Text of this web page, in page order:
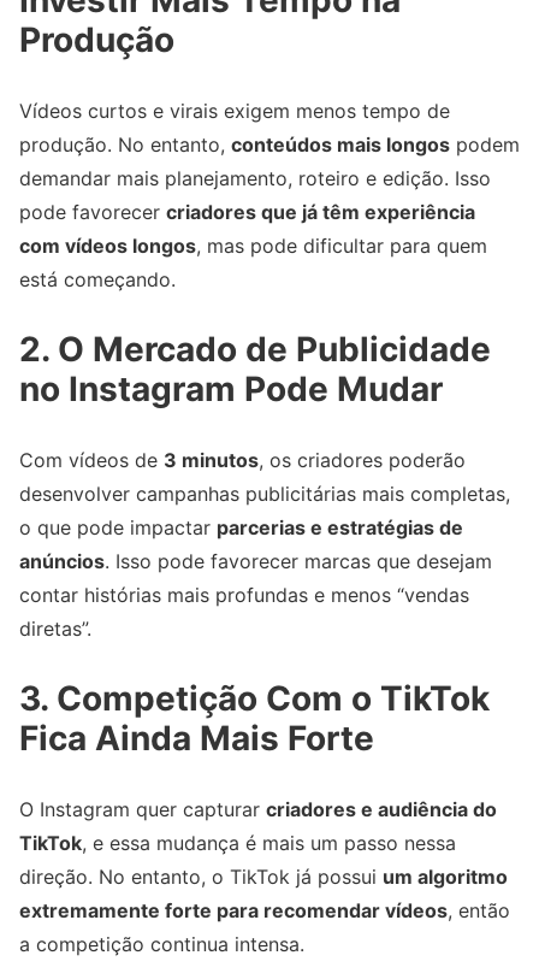
Produção
Vídeos curtos e virais exigem menos tempo de
produção. No entanto, conteúdos mais longos podem
demandar mais planejamento, roteiro e edição. Isso
pode favorecer criadores que já têm experiência
com vídeos longos, mas pode dificultar para quem
está começando.
2. O Mercado de Publicidade
no Instagram Pode Mudar
Com vídeos de 3 minutos, os criadores poderão
desenvolver campanhas publicitárias mais completas,
o que pode impactar parcerias e estratégias de
anúncios. Isso pode favorecer marcas que desejam
contar histórias mais profundas e menos “vendas
diretas”.
3. Competição Com o TikTok
Fica Ainda Mais Forte
O Instagram quer capturar criadores e audiência do
TikTok, e essa mudança é mais um passo nessa
direção. No entanto, o TikTok já possui um algoritmo
extremamente forte para recomendar vídeos, então
a competição continua intensa.